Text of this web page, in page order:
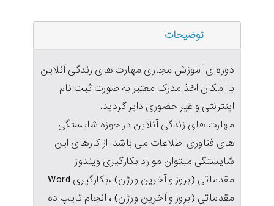
توضیحات
دوره ی آموزش مجازی مهارت های زندگی آنلاین
با امکان اخذ مدرک معتبر به صورت ثبت نام
اینترنتی و غیر حضوری دایر گردید.
مهارت های زندگی آنلاین در حوزه شایستگی
های فناوری اطلاعات می باشد. از کارهای این
شایستگی میتوان موارد بکارگیری ویندوز
مقدماتی (بروز و آخرین ورژن) ،بکارگیری Word
مقدماتی (بروز و آخرین ورژن) ، انجام تایپ ده